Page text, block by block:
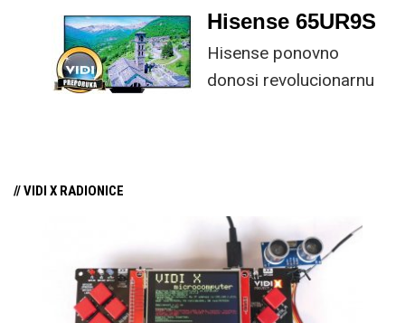
kombinaciju tipkovnice i miša s naprednim
funkcijama.
Hisense 65UR9S
Hisense ponovno
donosi revolucionarnu
// VIDI X RADIONICE